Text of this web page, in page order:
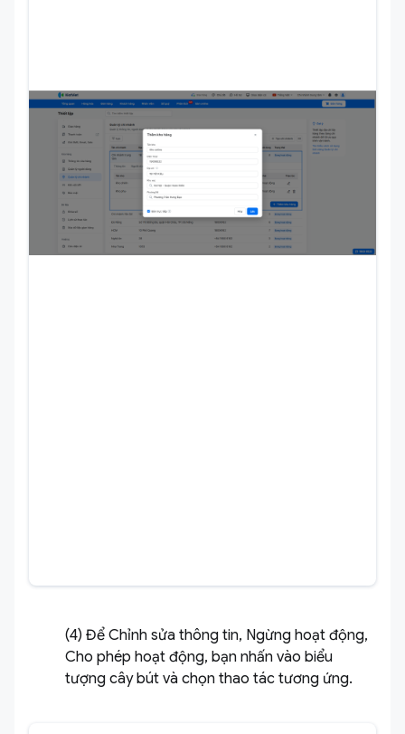
(4) Để Chỉnh sửa thông tin, Ngừng hoạt động,
Cho phép hoạt động, bạn nhấn vào biểu
tượng cây bút và chọn thao tác tương ứng.